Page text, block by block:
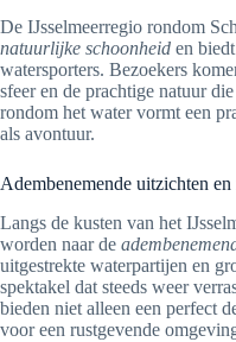
De IJsselmeerregio rondom
natuurlijke schoonheid en
watersporters. Bezoekers
sfeer en de prachtige natuur
rondom het water vormt een
als avontuur.
Adembenemende uitzichten
Langs de kusten van het
worden naar de
uitgestrekte waterpartijen en
spektakel dat steeds weer
bieden niet alleen een perfect
voor een rustgevende